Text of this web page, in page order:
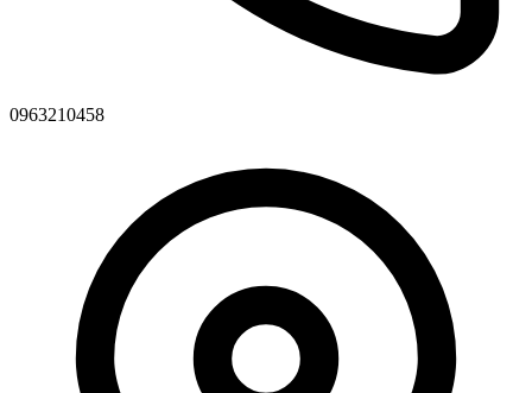
0963210458